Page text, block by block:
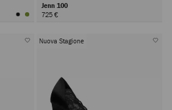
Jenn 100
725 €
Nuova Stagione